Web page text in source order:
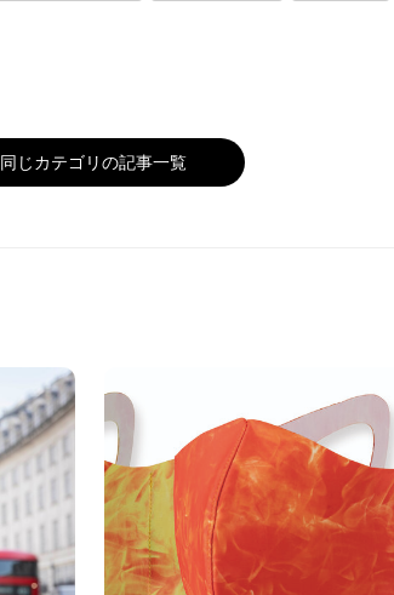
同じカテゴリの記事一覧